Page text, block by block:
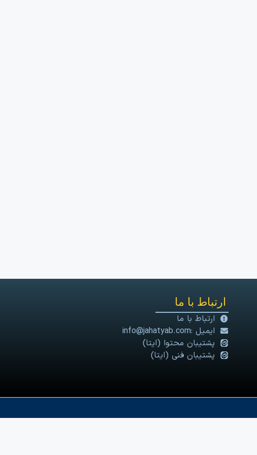
ارتباط با ما
ارتباط با ما
ایمیل :info@jahatyab.com
پشتیبان محتوا (ایتا)
پشتیبان فنی (ایتا)